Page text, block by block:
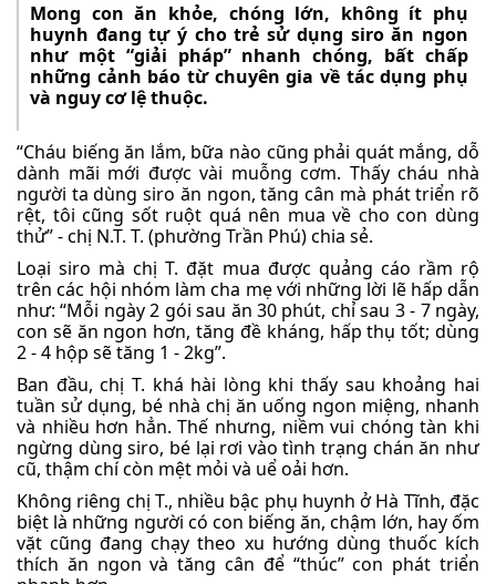
Mong con ăn khỏe, chóng lớn, không ít phụ
huynh đang tự ý cho trẻ sử dụng siro ăn ngon
như một “giải pháp” nhanh chóng, bất chấp
những cảnh báo từ chuyên gia về tác dụng phụ
và nguy cơ lệ thuộc.
“Cháu biếng ăn lắm, bữa nào cũng phải quát mắng, dỗ
dành mãi mới được vài muỗng cơm. Thấy cháu nhà
người ta dùng siro ăn ngon, tăng cân mà phát triển rõ
rệt, tôi cũng sốt ruột quá nên mua về cho con dùng
thử” - chị N.T. T. (phường Trần Phú) chia sẻ.
Loại siro mà chị T. đặt mua được quảng cáo rầm rộ
trên các hội nhóm làm cha mẹ với những lời lẽ hấp dẫn
như: “Mỗi ngày 2 gói sau ăn 30 phút, chỉ sau 3 - 7 ngày,
con sẽ ăn ngon hơn, tăng đề kháng, hấp thụ tốt; dùng
2 - 4 hộp sẽ tăng 1 - 2kg”.
Ban đầu, chị T. khá hài lòng khi thấy sau khoảng hai
tuần sử dụng, bé nhà chị ăn uống ngon miệng, nhanh
và nhiều hơn hẳn. Thế nhưng, niềm vui chóng tàn khi
ngừng dùng siro, bé lại rơi vào tình trạng chán ăn như
cũ, thậm chí còn mệt mỏi và uể oải hơn.
Không riêng chị T., nhiều bậc phụ huynh ở Hà Tĩnh, đặc
biệt là những người có con biếng ăn, chậm lớn, hay ốm
vặt cũng đang chạy theo xu hướng dùng thuốc kích
thích ăn ngon và tăng cân để “thúc” con phát triển